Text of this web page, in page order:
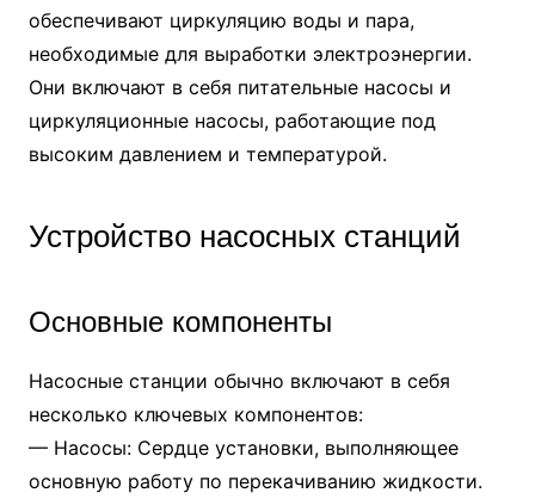
обеспечивают циркуляцию воды и пара,
необходимые для выработки электроэнергии.
Они включают в себя питательные насосы и
циркуляционные насосы, работающие под
высоким давлением и температурой.
Устройство насосных станций
Основные компоненты
Насосные станции обычно включают в себя
несколько ключевых компонентов:
— Насосы: Сердце установки, выполняющее
основную работу по перекачиванию жидкости.